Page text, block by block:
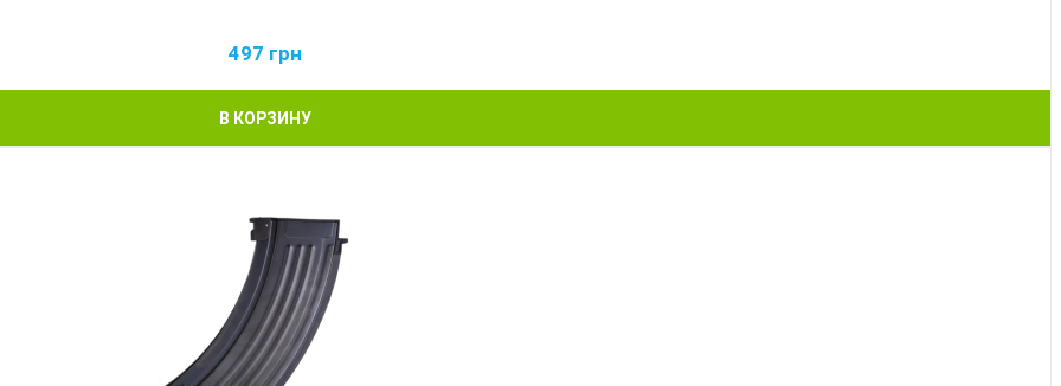
497 грн
В КОРЗИНУ